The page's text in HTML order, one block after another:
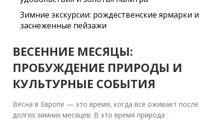
Зимние экскурсии: рождественские ярмарки и
заснеженные пейзажи
ВЕСЕННИЕ МЕСЯЦЫ:
ПРОБУЖДЕНИЕ ПРИРОДЫ И
КУЛЬТУРНЫЕ СОБЫТИЯ
Весна в Европе — это время, когда всё оживает после
долгих зимних месяцев. В это время природа